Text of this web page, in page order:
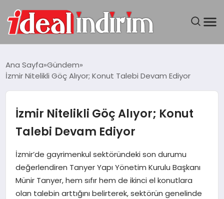
DÜNYA
SEYAHAT
TEKNOLOJI
YAŞAM
Ana Sayfa Gündem
İzmir Nitelikli Göç Alıyor; Konut Talebi Devam Ediyor
İzmir Nitelikli Göç Alıyor; Konut
Talebi Devam Ediyor
İzmir’de gayrimenkul sektöründeki son durumu
değerlendiren Tanyer Yapı Yönetim Kurulu Başkanı
Münir Tanyer, hem sıfır hem de ikinci el konutlara
olan talebin arttığını belirterek, sektörün genelinde